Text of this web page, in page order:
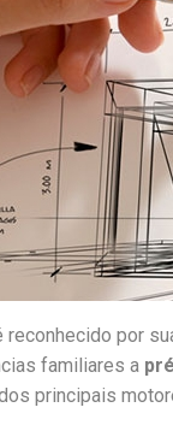
reconhecido por
familiares a
principais